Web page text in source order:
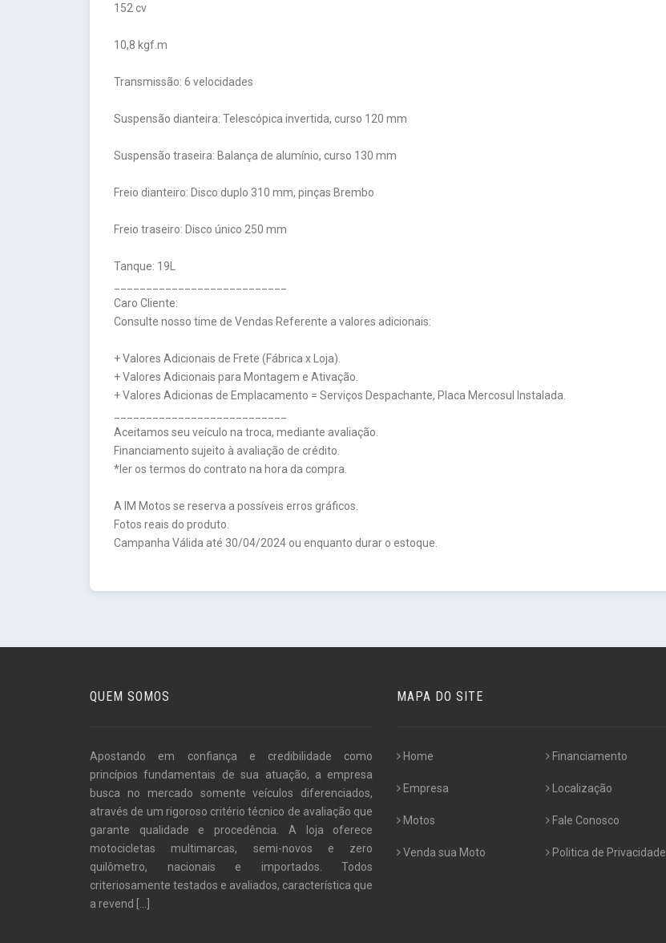
152 cv
10,8 kgf.m
Transmissão: 6 velocidades
Suspensão dianteira: Telescópica invertida, curso 120 mm
Suspensão traseira: Balança de alumínio, curso 130 mm
Freio dianteiro: Disco duplo 310 mm, pinças Brembo
Freio traseiro: Disco único 250 mm
Tanque: 19L
Caro Cliente:
Consulte nosso time de Vendas Referente a valores adicionais:
+ Valores Adicionais de Frete (Fábrica x Loja).
+ Valores Adicionais para Montagem e Ativação.
+ Valores Adicionas de Emplacamento = Serviços Despachante, Placa Mercosul Instalada.
Aceitamos seu veículo na troca, mediante avaliação.
Financiamento sujeito à avaliação de crédito.
*ler os termos do contrato na hora da compra.
A IM Motos se reserva a possíveis erros gráficos.
Fotos reais do produto.
Campanha Válida até 30/04/2024 ou enquanto durar o estoque.
QUEM SOMOS
Apostando em confiança e credibilidade como
princípios fundamentais de sua atuação, a empresa
busca no mercado somente veículos diferenciados,
através de um rigoroso critério técnico de avaliação que
garante qualidade e procedência. A loja oferece
motocicletas multimarcas, semi-novos e zero
quilômetro, nacionais e importados. Todos
criteriosamente testados e avaliados, característica que
a revend
MAPA DO SITE
Home
Empresa
Motos
Venda sua Moto
Financiamento
Localização
Fale Conosco
Politica de Privacidade